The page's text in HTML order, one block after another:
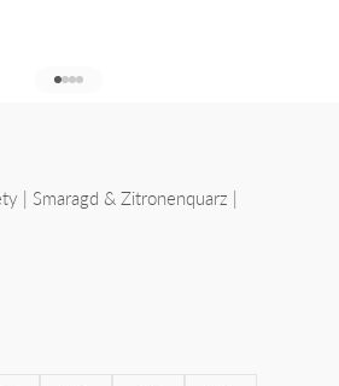
| Smaragd & Zitronenquarz |